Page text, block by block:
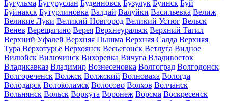
Бугульма Бугуруслан Буденновск Бузулук Буинск Буй
Буйнакск Бутурлиновка Валдай Валуйки Васильевка Велиж
Великие Луки Великий Новгород Великий Устюг Вельск
Венев Верещагино Верея Верхнеуральск Верхний Тагил
Верхний Уфалей Верхняя Пышма Верхняя Салда Верхняя
Тура Верхотурье Верхоянск Весьегонск Ветлуга Видное
Вилюйск Вилючинск Вихоревка Вичуга Владивосток
Владикавказ Владимир Вознесеновка Волгоград Волгодонск
Волгореченск Волжск Волжский Волноваха Вологда
Володарск Волоколамск Волосово Волхов Волчанск
Вольнянск Вольск Воркута Воронеж Ворсма Воскресенск